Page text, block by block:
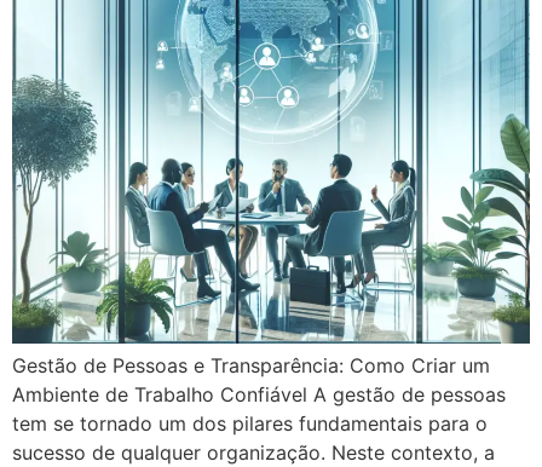
Gestão de Pessoas e Transparência: Como Criar um
Ambiente de Trabalho Confiável A gestão de pessoas
tem se tornado um dos pilares fundamentais para o
sucesso de qualquer organização. Neste contexto, a